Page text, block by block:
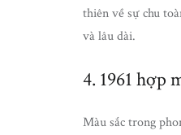
thiên về sự chu
và lâu dài.
4. 1961 hợp
Màu sắc trong